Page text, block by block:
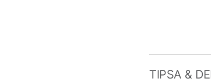
TIPSA &